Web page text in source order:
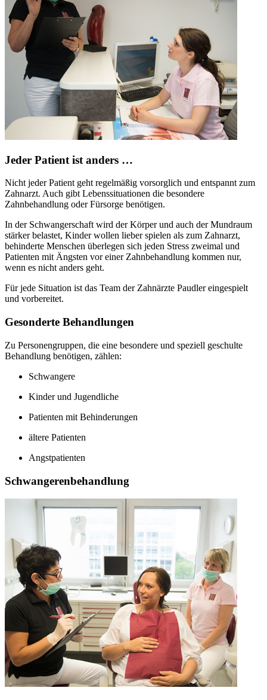
Jeder Patient ist anders …
Nicht jeder Patient geht regelmäßig vorsorglich und entspannt zum
Zahnarzt. Auch gibt Lebenssituationen die besondere
Zahnbehandlung oder Fürsorge benötigen.
In der Schwangerschaft wird der Körper und auch der Mundraum
stärker belastet, Kinder wollen lieber spielen als zum Zahnarzt,
behinderte Menschen überlegen sich jeden Stress zweimal und
Patienten mit Ängsten vor einer Zahnbehandlung kommen nur,
wenn es nicht anders geht.
Für jede Situation ist das Team der Zahnärzte Paudler eingespielt
und vorbereitet.
Gesonderte Behandlungen
Zu Personengruppen, die eine besondere und speziell geschulte
Behandlung benötigen, zählen:
Schwangere
Kinder und Jugendliche
Patienten mit Behinderungen
ältere Patienten
Angstpatienten
Schwangerenbehandlung